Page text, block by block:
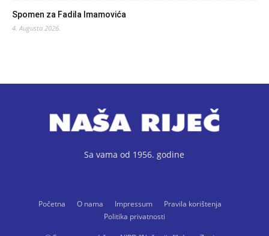
Spomen za Fadila Imamovića
4. Augusta 2026.
Sa vama od 1956. godine
Početna O nama Impressum
Pravila korištenja
Politika privatnosti